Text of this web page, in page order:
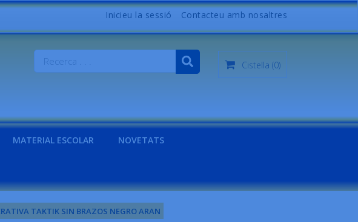
Inicieu la sessió Contacteu amb nosaltres
Cistella (0)
MATERIAL ESCOLAR NOVETATS
TAKTIK SIN BRAZOS NEGRO ARAN